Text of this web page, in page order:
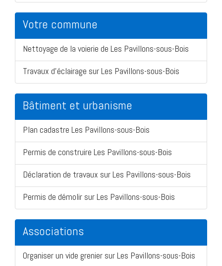
Votre commune
Nettoyage de la voierie de Les Pavillons-sous-Bois
Travaux d'éclairage sur Les Pavillons-sous-Bois
Bâtiment et urbanisme
Plan cadastre Les Pavillons-sous-Bois
Permis de construire Les Pavillons-sous-Bois
Déclaration de travaux sur Les Pavillons-sous-Bois
Permis de démolir sur Les Pavillons-sous-Bois
Associations
Organiser un vide grenier sur Les Pavillons-sous-Bois